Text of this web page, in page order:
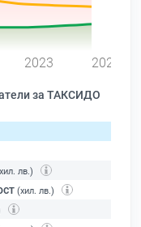
2023 2024
за ТАКСИДО
лв.)
(хил. лв.)